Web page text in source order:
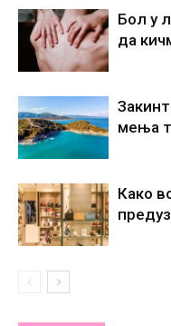
Бол у
да
мења
Како